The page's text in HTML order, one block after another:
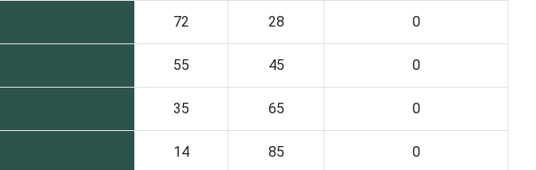
72 28 0
55 45 0
35 65 0
14 85 0